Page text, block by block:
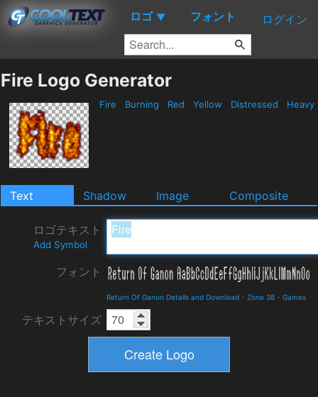
ロゴ ▼ フォント ログイン
Fire Logo Generator
Fire Burning Red Yellow Distressed Heavy
Text Shadow Image Composite
ロゴテキスト
Add Symbol
フォント
Return Of Ganon Details and Download - Zone 38 - Games
テキストサイズ